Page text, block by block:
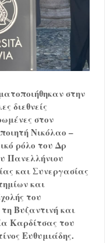
στην
διεθνείς
στον
Νικόλαο –
ρόλο τουΔρ
Πανελλήνιου
και Συνεργασίας
και
του
Βυζαντινή και
Καρδίτσας του
Ευθυμιάδης.